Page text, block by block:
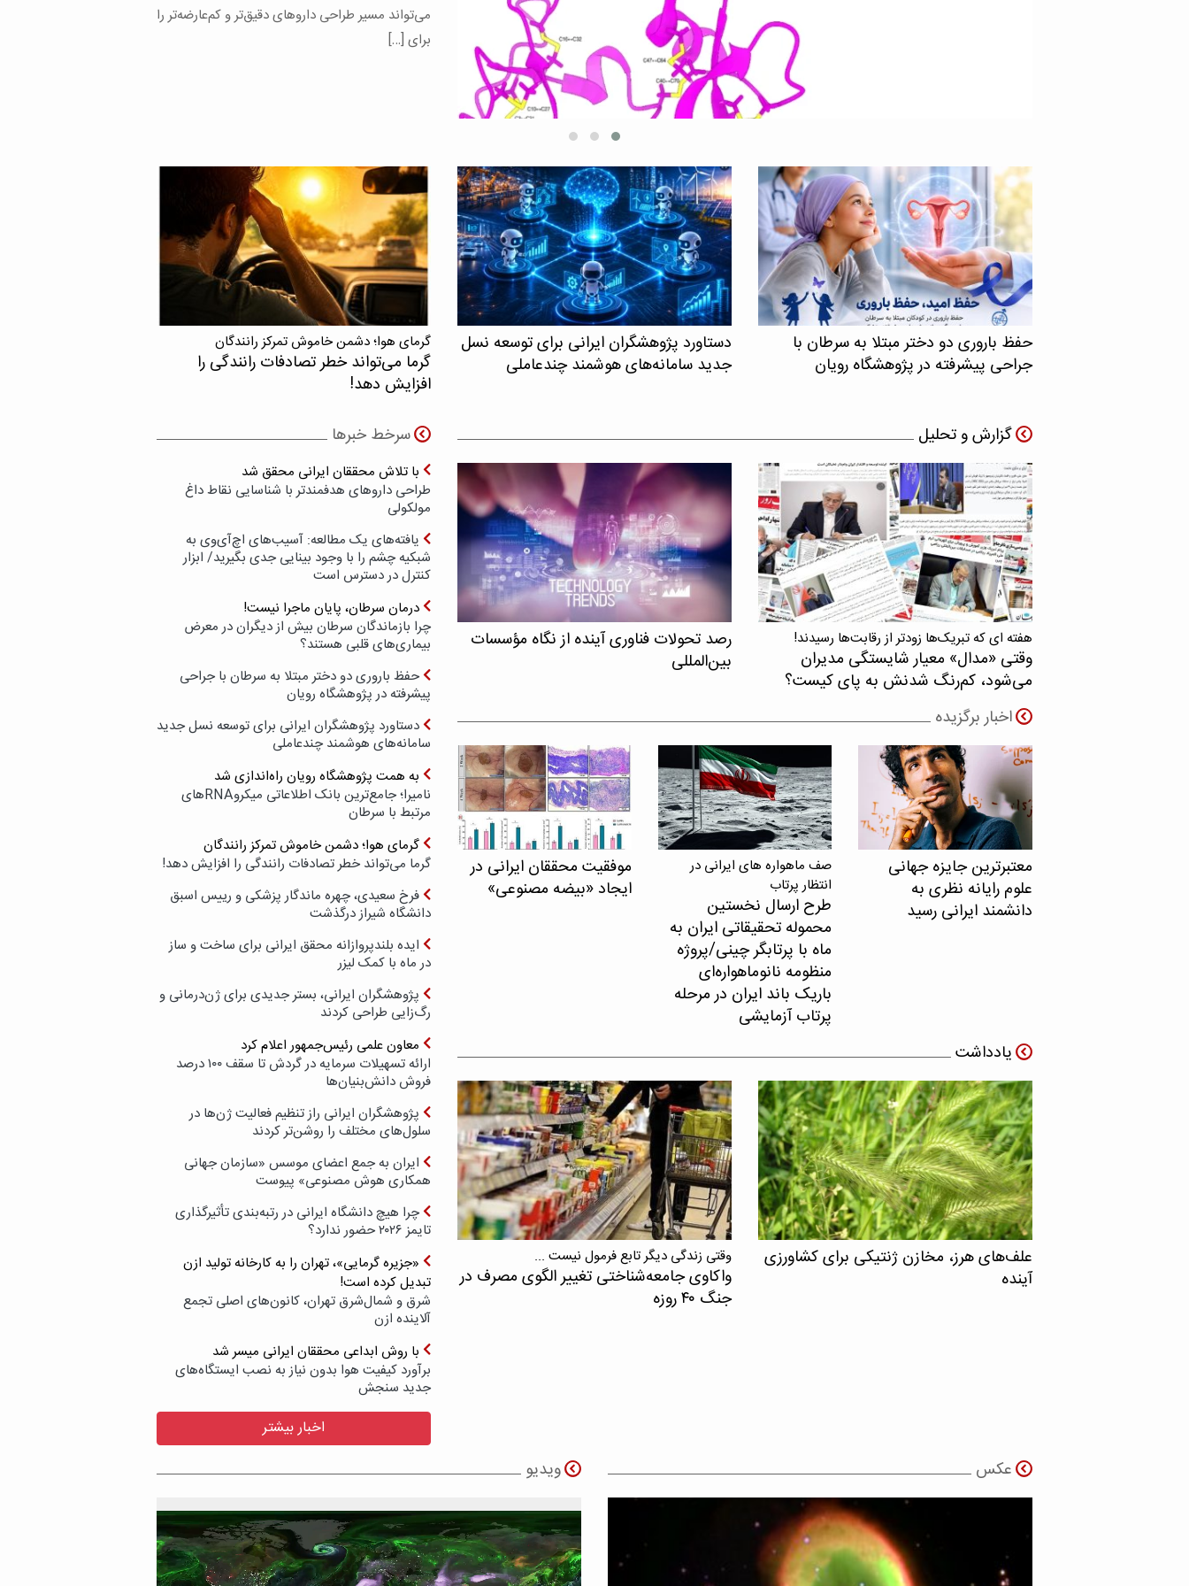
یافته‌های محققان دانشگاه علوم پزشکی تهران با
همکاری محققان خارجی نشان می‌دهد اچ‌آی‌وی در
حفظ باروری دو دختر مبتلا به سرطان با
جراحی پیشرفته در پژوهشگاه رویان
دستاورد پژوهشگران ایرانی برای توسعه نسل
جدید سامانه‌های هوشمند چندعاملی
گرمای هوا؛ دشمن خاموش تمرکز رانندگان
گرما می‌تواند خطر تصادفات رانندگی را
افزایش دهد!
گزارش و تحلیل
هفته ای که تبریک‌ها زودتر از رقابت‌ها رسیدند!
وقتی «مدال‌» معیار شایستگی مدیران
می‌شود، کم‌رنگ شدنش به پای کیست؟
رصد تحولات فناوری آینده از نگاه مؤسسات
بین‌المللی
اخبار برگزیده
معتبرترین جایزه جهانی
علوم رایانه نظری به
دانشمند ایرانی رسید
صف ماهواره های ایرانی در
انتظار پرتاب
طرح ارسال نخستین
محموله تحقیقاتی ایران به
ماه با پرتابگر چینی/پروژه
منظومه نانوماهواره‌ای
باریک باند ایران در مرحله
پرتاب آزمایشی
موفقیت محققان ایرانی در
ایجاد «بیضه مصنوعی»
یادداشت
علف‌های هرز، مخازن ژنتیکی برای کشاورزی
آینده
وقتی زندگی دیگر تابع فرمول نیست ...
واکاوی جامعه‌شناختی تغییر الگوی مصرف در
جنگ ۴۰ روزه
سرخط خبرها
با تلاش محققان ایرانی محقق شد
طراحی داروهای هدفمندتر با شناسایی نقاط داغ
مولکولی
یافته‌های یک مطالعه: آسیب‌های اچ‌آی‌وی به
شبکیه چشم را با وجود بینایی جدی بگیرید/ ابزار
کنترل در دسترس است
درمان سرطان، پایان ماجرا نیست!
چرا بازماندگان سرطان بیش از دیگران در معرض
بیماری‌های قلبی هستند؟
حفظ باروری دو دختر مبتلا به سرطان با جراحی
پیشرفته در پژوهشگاه رویان
دستاورد پژوهشگران ایرانی برای توسعه نسل جدید
سامانه‌های هوشمند چندعاملی
به همت پژوهشگاه رویان راه‌اندازی شد
نامیرا؛ جامع‌ترین بانک اطلاعاتی میکروRNAهای
مرتبط با سرطان
گرمای هوا؛ دشمن خاموش تمرکز رانندگان
گرما می‌تواند خطر تصادفات رانندگی را افزایش دهد!
فرخ سعیدی، چهره ماندگار پزشکی و رییس اسبق
دانشگاه شیراز درگذشت
ایده بلندپروازانه محقق ایرانی برای ساخت و ساز
در ماه با کمک لیزر
پژوهشگران ایرانی، بستر جدیدی برای ژن‌درمانی و
رگ‌زایی طراحی کردند
معاون علمی رئیس‌جمهور اعلام کرد
ارائه تسهیلات سرمایه در گردش تا سقف ۱۰۰ درصد
فروش دانش‌بنیان‌ها
پژوهشگران ایرانی راز تنظیم فعالیت ژن‌ها در
سلول‌های مختلف را روشن‌تر کردند
ایران به جمع اعضای موسس «سازمان جهانی
همکاری هوش مصنوعی» پیوست
چرا هیچ دانشگاه ایرانی در رتبه‌بندی تأثیرگذاری
تایمز ۲۰۲۶ حضور ندارد؟
«جزیره گرمایی»، تهران را به کارخانه تولید ازن
تبدیل کرده است!
شرق و شمال‌شرق تهران، کانون‌های اصلی تجمع
آلاینده ازن
با روش ابداعی محققان ایرانی میسر شد
برآورد کیفیت هوا بدون نیاز به نصب ایستگاه‌های
جدید سنجش
اخبار بیشتر
عکس ویدیو